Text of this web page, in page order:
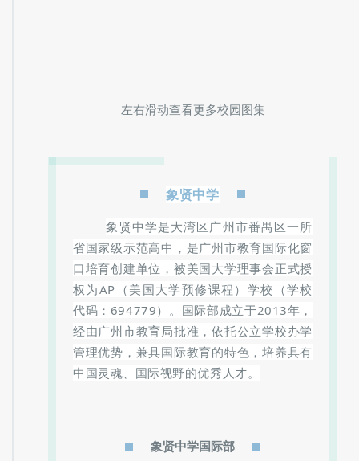
省国家级示范高中，是广州市教育国际化窗
口培育创建单位，被美国大学理事会正式授
权为AP（美国大学预修课程）学校（学校
代码：694779）。国际部成立于2013年，
经由广州市教育局批准，依托公立学校办学
管理优势，兼具国际教育的特色，培养具有
中国灵魂、国际视野的优秀人才。